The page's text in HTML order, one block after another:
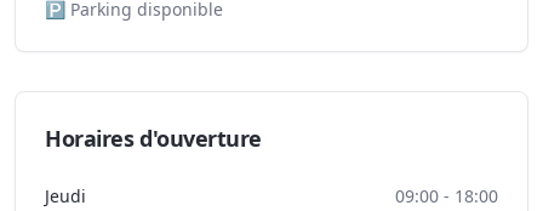
🅿️ Parking disponible
Horaires d'ouverture
Jeudi
09:00 - 18:00